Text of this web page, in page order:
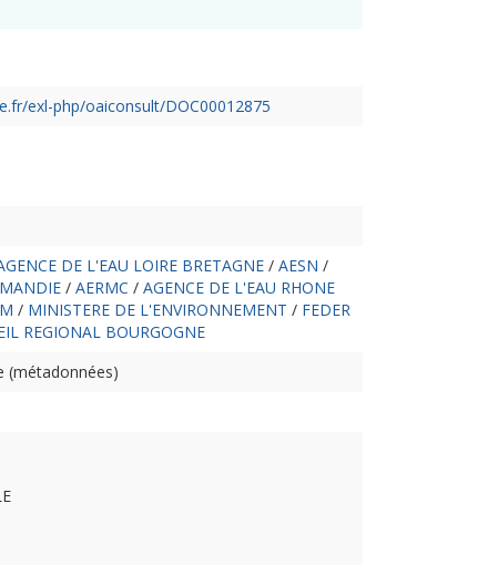
exl-php/oaiconsult/DOC00012875
DE L'EAU LOIRE BRETAGNE /AESN /
/AERMC /AGENCE DE L'EAU RHONE
/ MINISTERE DE L'ENVIRONNEMENT / FEDER
REGIONAL BOURGOGNE
(métadonnées)